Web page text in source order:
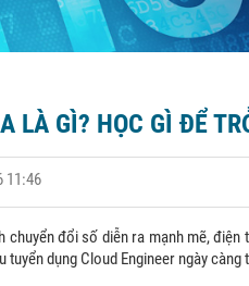
LÀ GÌ? HỌC GÌ ĐỂ
chuyển đổi số diễn ra mạnh mẽ,
tuyển dụng Cloud Engineer ngày